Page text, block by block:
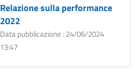
Relazione sulla performance
2022
Data pubblicazione : 24/06/2024
13:47